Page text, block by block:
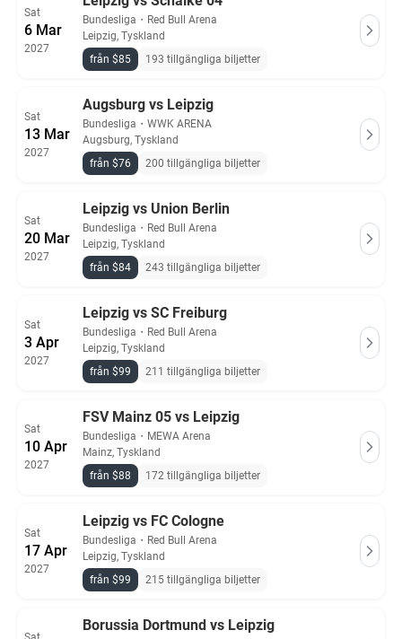
Sat
6 Mar
2027
Bundesliga ・ Red Bull Arena
Leipzig, Tyskland
från $85
193 tillgängliga biljetter
Sat
13 Mar
2027
Augsburg vs Leipzig
Bundesliga ・ WWK ARENA
Augsburg, Tyskland
från $76
200 tillgängliga biljetter
Sat
20 Mar
2027
Leipzig vs Union Berlin
Bundesliga ・ Red Bull Arena
Leipzig, Tyskland
från $84
243 tillgängliga biljetter
Sat
3 Apr
2027
Leipzig vs SC Freiburg
Bundesliga ・ Red Bull Arena
Leipzig, Tyskland
från $99
211 tillgängliga biljetter
Sat
10 Apr
2027
FSV Mainz 05 vs Leipzig
Bundesliga ・ MEWA Arena
Mainz, Tyskland
från $88
172 tillgängliga biljetter
Sat
17 Apr
2027
Leipzig vs FC Cologne
Bundesliga ・ Red Bull Arena
Leipzig, Tyskland
från $99
215 tillgängliga biljetter
Borussia Dortmund vs Leipzig